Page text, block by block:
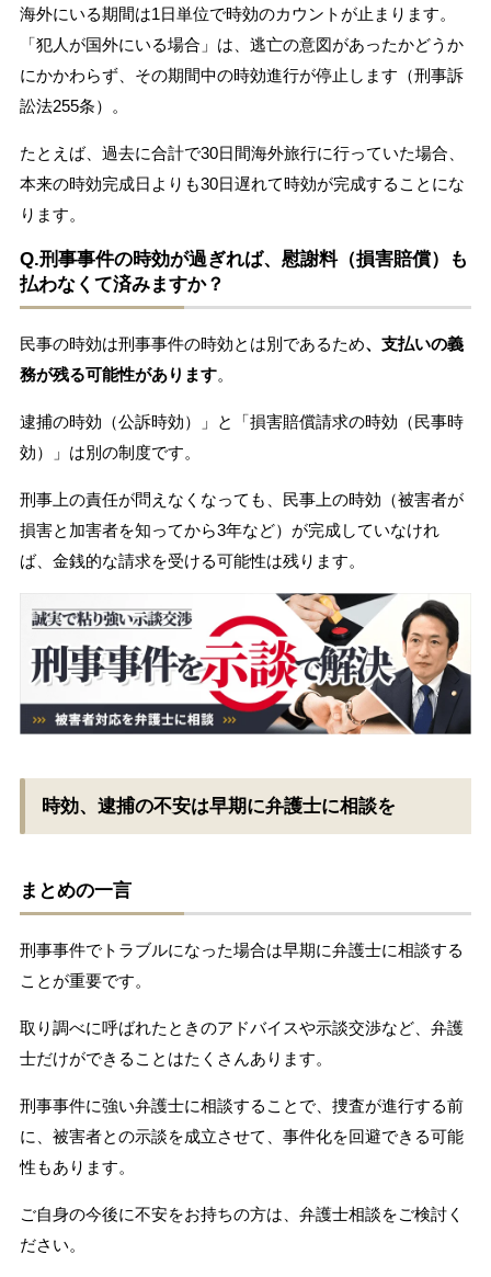
海外にいる期間は1日単位で時効のカウントが止まります。
「犯人が国外にいる場合」は、逃亡の意図があったかどうか
にかかわらず、その期間中の時効進行が停止します（刑事訴
訟法255条）。
たとえば、過去に合計で30日間海外旅行に行っていた場合、
本来の時効完成日よりも30日遅れて時効が完成することにな
ります。
Q.刑事事件の時効が過ぎれば、慰謝料（損害賠償）も
払わなくて済みますか？
民事の時効は刑事事件の時効とは別であるため、支払いの義
務が残る可能性があります。
逮捕の時効（公訴時効）」と「損害賠償請求の時効（民事時
効）」は別の制度です。
刑事上の責任が問えなくなっても、民事上の時効（被害者が
損害と加害者を知ってから3年など）が完成していなけれ
ば、金銭的な請求を受ける可能性は残ります。
時効、逮捕の不安は早期に弁護士に相談を
まとめの一言
刑事事件でトラブルになった場合は早期に弁護士に相談する
ことが重要です。
取り調べに呼ばれたときのアドバイスや示談交渉など、弁護
士だけができることはたくさんあります。
刑事事件に強い弁護士に相談することで、捜査が進行する前
に、被害者との示談を成立させて、事件化を回避できる可能
性もあります。
ご自身の今後に不安をお持ちの方は、弁護士相談をご検討く
ださい。